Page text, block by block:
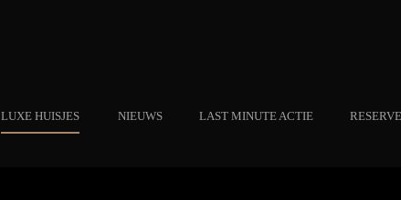
LUXE HUISJES NIEUWS LAST MINUTE ACTIE